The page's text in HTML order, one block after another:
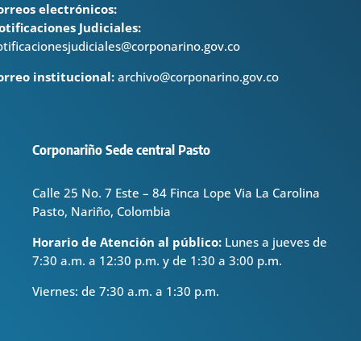
electrónicos:
Judiciales:
institucional: archivo@corponarino.gov.co
Corponariño Sede central Pasto
Calle 25 No. 7 Este – 84 Finca Lope Via La Carolina
Pasto, Nariño, Colombia
Horario de Atención al público: Lunes a jueves de
7:30 a.m. a 12:30 p.m. y de 1:30 a 3:00 p.m.
Viernes: de 7:30 a.m. a 1:30 p.m.